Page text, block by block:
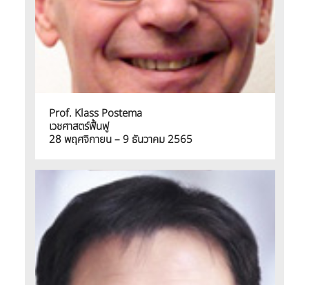
Prof. Klass Postema
เวชศาสตร์ฟื้นฟู
28 พฤศจิกายน – 9 ธันวาคม 2565